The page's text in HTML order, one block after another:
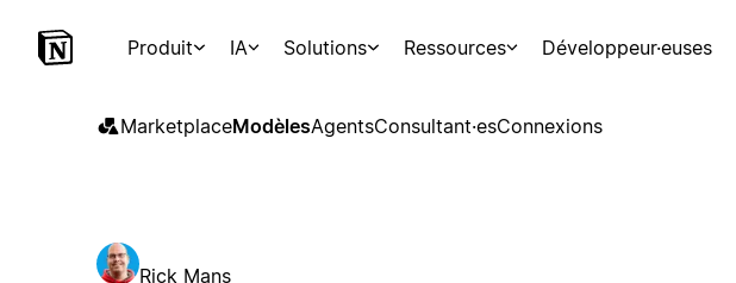
Produit IA Solutions Ressources Développeur·euses
MarketplaceModèlesAgentsConsultant·esConnexions
Rick Mans